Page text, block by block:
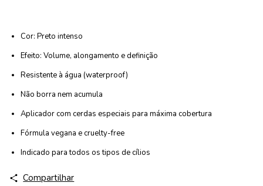
Cor: Preto intenso
Efeito: Volume, alongamento e definição
Resistente à água (waterproof)
Não borra nem acumula
Aplicador com cerdas especiais para máxima cobertura
Fórmula vegana e cruelty-free
Indicado para todos os tipos de cílios
Compartilhar